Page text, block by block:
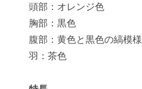
頭部：オレンジ色
胸部：黒色
腹部：黄色と黒色の縞模様
羽：茶色